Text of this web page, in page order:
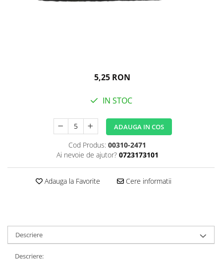
5,25 RON
IN STOC
ADAUGA IN COS
Cod Produs: 00310-2471
Ai nevoie de ajutor? 0723173101
Adauga la Favorite Cere informatii
Descriere
Descriere: